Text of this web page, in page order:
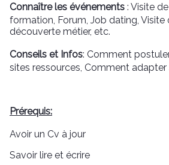
Connaître les événements : Visite
formation, Forum, Job dating, Visite
découverte métier, etc.
Conseils et Infos: Comment
sites ressources, Comment
Prérequis:
Avoir un Cv à jour
Savoir lire et écrire